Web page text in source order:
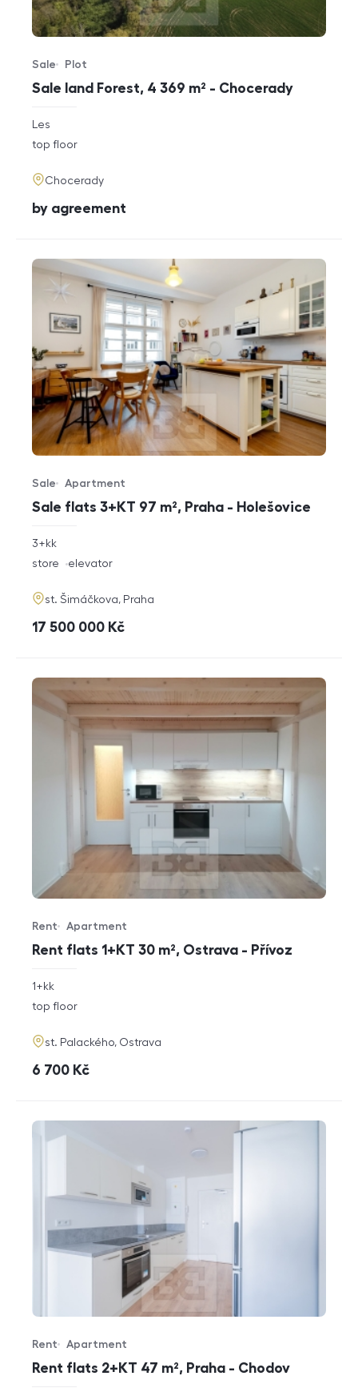
Sale land Forest, 4 369 m² - Chocerady
Offer type
Sale
Property type
Plot
rozměry
Les
funkce
top floor
adresa
Chocerady
cena
by agreement
Sale flats 3+KT 97 m², Praha - Holešovice
Offer type
Sale
Property type
Apartment
rozměry
disposition
3+kk
funkce
store elevator
adresa
st. Šimáčkova, Praha
cena
17 500 000 Kč
Rent flats 1+KT 30 m², Ostrava - Přívoz
Offer type
Rent
Property type
Apartment
rozměry
disposition
1+kk
funkce
top floor
adresa
st. Palackého, Ostrava
cena
6 700 Kč
Rent flats 2+KT 47 m², Praha - Chodov
Offer type
Rent
Property type
Apartment